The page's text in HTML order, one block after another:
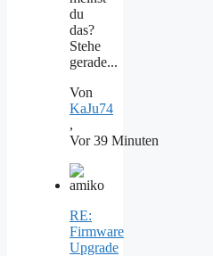
du
das?
Stehe
gerade...
Von
KaJu74
,
Vor 39 Minuten
RE:
Firmware
Upgrade